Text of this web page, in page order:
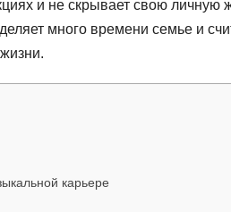
и не скрывает свою личную
много времени семье и
карьере